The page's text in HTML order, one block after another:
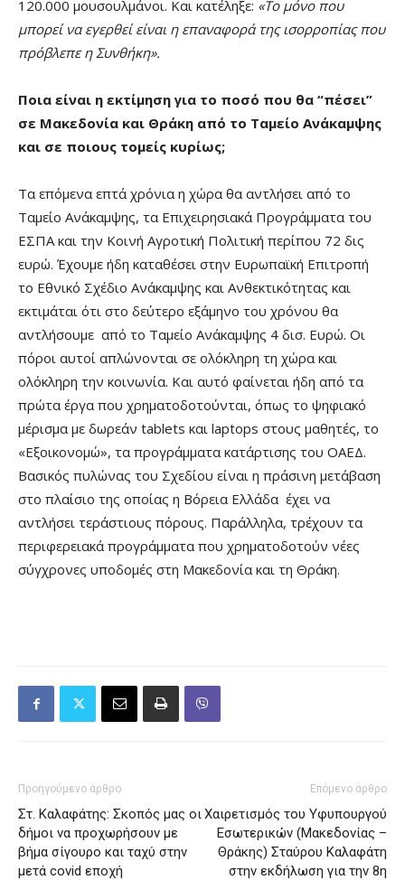
120.000 μουσουλμάνοι. Και κατέληξε: «Το μόνο που
μπορεί να εγερθεί είναι η επαναφορά της ισορροπίας που
πρόβλεπε η Συνθήκη».
Ποια είναι η εκτίμηση για το ποσό που θα “πέσει”
σε Μακεδονία και Θράκη από το Ταμείο Ανάκαμψης
και σε ποιους τομείς κυρίως;
Τα επόμενα επτά χρόνια η χώρα θα αντλήσει από το
Ταμείο Ανάκαμψης, τα Επιχειρησιακά Προγράμματα του
ΕΣΠΑ και την Κοινή Αγροτική Πολιτική περίπου 72 δις
ευρώ. Έχουμε ήδη καταθέσει στην Ευρωπαϊκή Επιτροπή
το Εθνικό Σχέδιο Ανάκαμψης και Ανθεκτικότητας και
εκτιμάται ότι στο δεύτερο εξάμηνο του χρόνου θα
αντλήσουμε από το Ταμείο Ανάκαμψης 4 δισ. Ευρώ. Οι
πόροι αυτοί απλώνονται σε ολόκληρη τη χώρα και
ολόκληρη την κοινωνία. Και αυτό φαίνεται ήδη από τα
πρώτα έργα που χρηματοδοτούνται, όπως το ψηφιακό
μέρισμα με δωρεάν tablets και laptops στους μαθητές, το
«Εξοικονομώ», τα προγράμματα κατάρτισης του ΟΑΕΔ.
Βασικός πυλώνας του Σχεδίου είναι η πράσινη μετάβαση
στο πλαίσιο της οποίας η Βόρεια Ελλάδα έχει να
αντλήσει τεράστιους πόρους. Παράλληλα, τρέχουν τα
περιφερειακά προγράμματα που χρηματοδοτούν νέες
σύγχρονες υποδομές στη Μακεδονία και τη Θράκη.
Προηγούμενο άρθρο
Στ. Καλαφάτης: Σκοπός μας οι
δήμοι να προχωρήσουν με
βήμα σίγουρο και ταχύ στην
μετά covid εποχή
Επόμενο άρθρο
Χαιρετισμός του Υφυπουργού
Εσωτερικών (Μακεδονίας –
Θράκης) Σταύρου Καλαφάτη
στην εκδήλωση για την 8η